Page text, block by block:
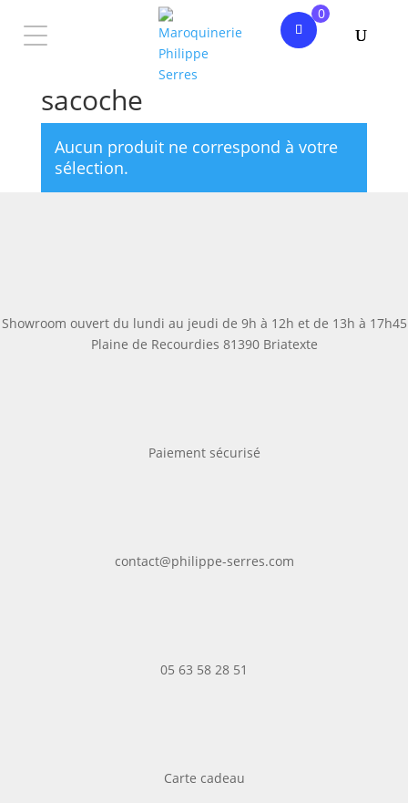
0
/ Produits identifiés “sacoche”
sacoche
Aucun produit ne correspond à votre
sélection.
Showroom ouvert du lundi au jeudi de 9h à 12h et de 13h à 17h45
Plaine de Recourdies 81390 Briatexte
Paiement sécurisé
contact@philippe-serres.com
05 63 58 28 51
Carte cadeau